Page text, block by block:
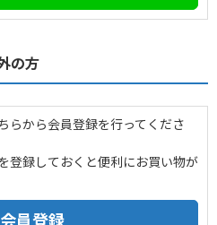
の方
らから会員登録を行ってくださ
登録しておくと便利にお買い物が